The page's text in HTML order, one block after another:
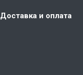
Доставка и оплата